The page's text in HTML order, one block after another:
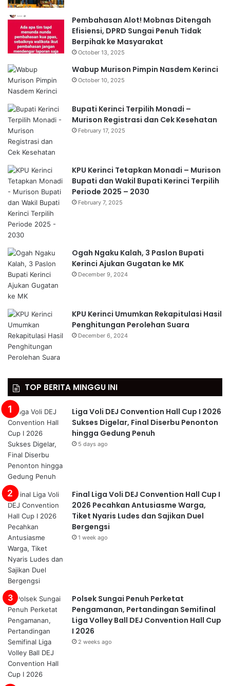
Pembahasan Alot! Mobnas Ditengah
Efisiensi, DPRD Sungai Penuh Tidak
Berpihak ke Masyarakat
October 13, 2025
Wabup Murison Pimpin Nasdem Kerinci
October 10, 2025
Bupati Kerinci Terpilih Monadi –
Murison Registrasi dan Cek Kesehatan
February 17, 2025
KPU Kerinci Tetapkan Monadi – Murison
Bupati dan Wakil Bupati Kerinci Terpilih
Periode 2025 – 2030
February 7, 2025
Ogah Ngaku Kalah, 3 Paslon Bupati
Kerinci Ajukan Gugatan ke MK
December 9, 2024
KPU Kerinci Umumkan Rekapitulasi Hasil
Penghitungan Perolehan Suara
December 6, 2024
TOP BERITA MINGGU INI
Liga Voli DEJ Convention Hall Cup I 2026
Sukses Digelar, Final Diserbu Penonton
hingga Gedung Penuh
5 days ago
Final Liga Voli DEJ Convention Hall Cup I
2026 Pecahkan Antusiasme Warga,
Tiket Nyaris Ludes dan Sajikan Duel
Bergengsi
1 week ago
Polsek Sungai Penuh Perketat
Pengamanan, Pertandingan Semifinal
Liga Volley Ball DEJ Convention Hall Cup
I 2026
2 weeks ago